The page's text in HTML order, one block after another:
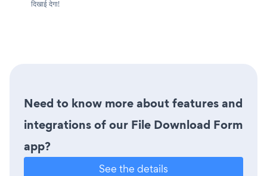
दिखाई देगा!
Need to know more about features and
integrations of our File Download Form
app?
See the details